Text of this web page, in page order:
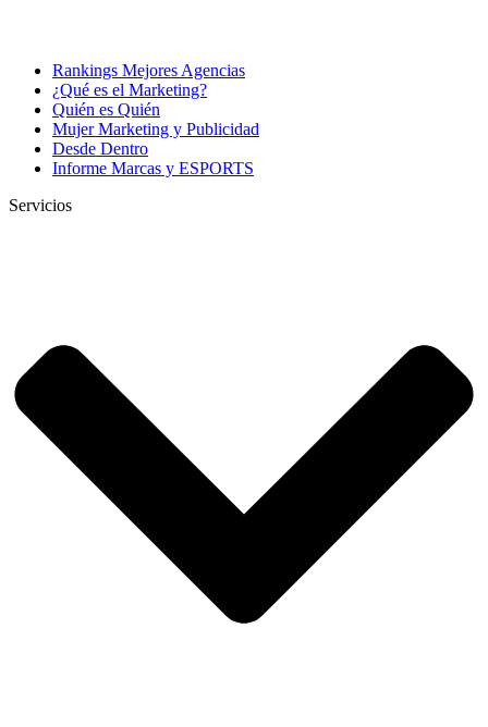
Rankings Mejores Agencias
¿Qué es el Marketing?
Quién es Quién
Mujer Marketing y Publicidad
Desde Dentro
Informe Marcas y ESPORTS
Servicios